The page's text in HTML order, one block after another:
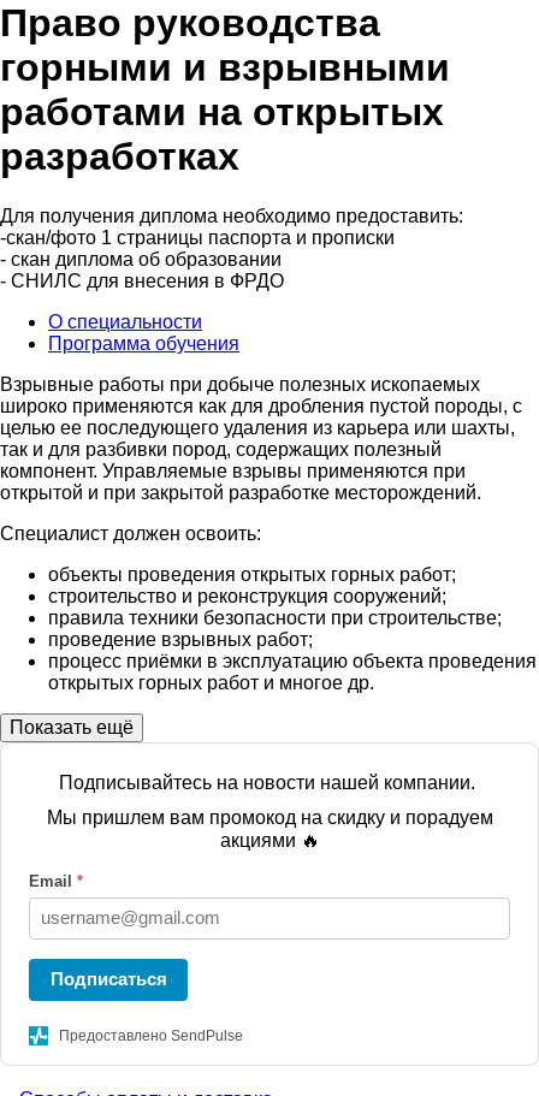
Право руководства
горными и взрывными
работами на открытых
разработках
Для получения диплома необходимо предоставить:
-скан/фото 1 страницы паспорта и прописки
- скан диплома об образовании
- СНИЛС для внесения в ФРДО
О специальности
Программа обучения
Взрывные работы при добыче полезных ископаемых
широко применяются как для дробления пустой породы, с
целью ее последующего удаления из карьера или шахты,
так и для разбивки пород, содержащих полезный
компонент. Управляемые взрывы применяются при
открытой и при закрытой разработке месторождений.
Специалист должен освоить:
объекты проведения открытых горных работ;
строительство и реконструкция сооружений;
правила техники безопасности при строительстве;
проведение взрывных работ;
процесс приёмки в эксплуатацию объекта проведения
открытых горных работ и многое др.
Показать ещё
Подписывайтесь на новости нашей компании.
Мы пришлем вам промокод на скидку и порадуем
акциями 🔥
Email *
Подписаться
Предоставлено SendPulse